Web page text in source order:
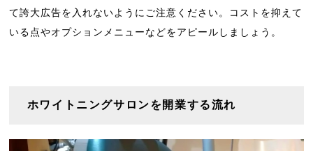
て誇大広告を入れないようにご注意ください。コストを抑えて
いる点やオプションメニューなどをアピールしましょう。
ホワイトニングサロンを開業する流れ